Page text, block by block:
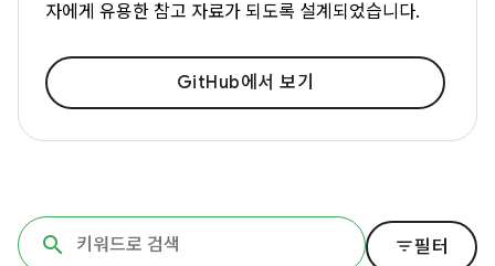
자에게 유용한 참고 자료가 되도록 설계되었습니다.
GitHub에서 보기
filter_list필터